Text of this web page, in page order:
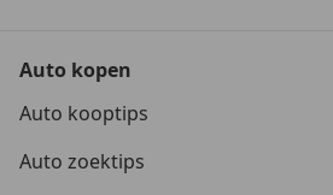
Auto kopen
Auto kooptips
Auto zoektips